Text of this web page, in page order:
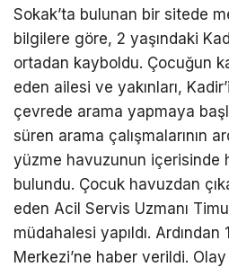
Sokak’ta bulunan bir sitede
bilgilere göre, 2 yaşındaki
ortadan kayboldu. Çocuğun
eden ailesi ve yakınları,
çevrede arama yapmaya
süren arama çalışmalarının
yüzme havuzunun içerisinde
bulundu. Çocuk havuzdan
eden Acil Servis Uzmanı
müdahalesi yapıldı. Ardından
Merkezi’ne haber verildi.